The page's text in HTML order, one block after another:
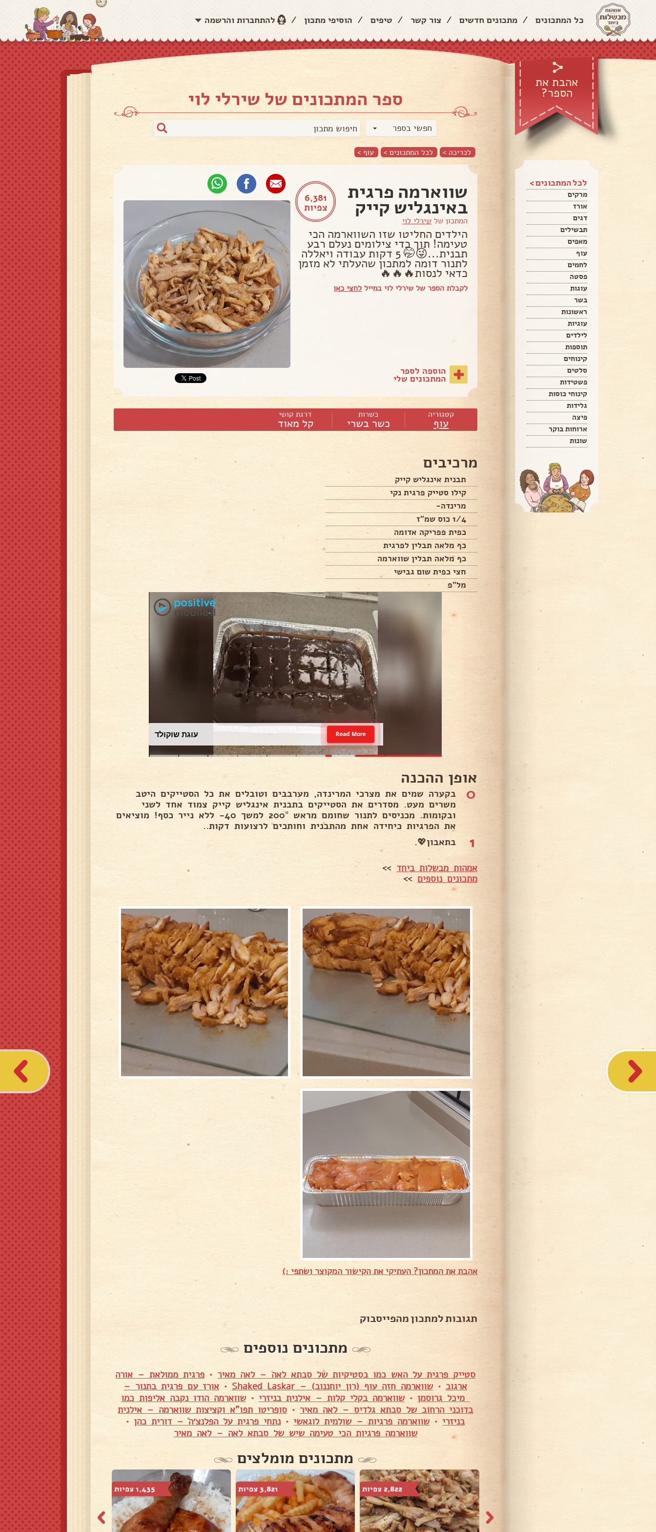
כל המתכונים / מתכונים חדשים / צור קשר / טיפים / הוסיפי מתכון / להתחברות והרשמה
אהבת את
הספר?
לכל המתכונים >
מרקים
אורז
דגים
תבשילים
מאפים
עוף
לחמים
פסטה
עוגות
בשר
ראשונות
עוגיות
לילדים
תוספות
קינוחים
סלטים
פשטידות
קינוחי כוסות
גלידות
פיצה
ארוחות בוקר
שונות
ספר המתכונים של שירלי לוי
חפשי בספר
לכריכה > לכל המתכונים > עוף >
6,381
צפיות
שווארמה פרגית
באינגליש קייק
המתכון של שירלי לוי
הילדים החליטו שזו השווארמה הכי
טעימה! תוך כדי צילומים נעלם רבע
תבנית...😜🤭 5 דקות עבודה ויאללה
לתנור דומה למתכון שהעלתי לא מזמן
כדאי לנסות🔥🔥🔥
לקבלת הספר של שירלי לוי במייל לחצי כאן
הוספה לספר
המתכונים שלי
קטגוריה
עוף
כשרות
כשר בשרי
דרגת קושי
קל מאוד
מרכיבים
תבנית אינגליש קייק
קילו סטייק פרגית נקי
מרינדה-
1/4 כוס שמ"ז
כפית פפריקה אדומה
כף מלאה תבלין לפרגית
כף מלאה תבלין שווארמה
חצי כפית שום גבישי
מל"פ
עוגת שוקולד Read More
אופן ההכנה
0
בקערה שמים את מצרכי המרינדה, מערבבים וטובלים את כל הסטייקים היטב
משרים מעט. מסדרים את הסטייקים בתבנית אינגליש קייק צמוד אחד לשני
ובקומות. מכניסים לתנור שחומם מראש 200° למשך 40- ללא נייר כסף! מוציאים
את הפרגיות כיחידה אחת מהתבנית וחותכים לרצועות דקות..
1 בתאבון💖.
אמהות מבשלות ביחד >>
מתכונים נוספים>>
אהבת את המתכון? העתיקי את הקישור המקוצר ושתפי :)
תגובות למתכון מהפייסבוק
מתכונים נוספים
סטייק פרגית על האש כמו בסטיקיות של סבתא לאה – לאה מאיר•פרגית ממולאת – אורה
ארגוב•שווארמה חזה עוף (רון יוחננוב) – Shaked Laskar •אורז עם פרגית בתנור –
מיכל גרוסמן•שווארמה בקלי קלות – אילנית בניזרי •שווארמה הודו נקבה אליפות כמו
בדוכני הרחוב של סבתא גלדיס – לאה מאיר•סופריטו תפו"א וקציצות שווארמה – אילנית
בניזרי•שווארמה פרגיות – שולמית לוגאשי•נתחי פרגית על הפלנצ׳ה – דורית כהן•
שווארמה פרגיות הכי טעימה שיש של סבתא לאה – לאה מאיר
מתכונים מומלצים
2,822 צפיות 3,821 צפיות 1,435 צפיות